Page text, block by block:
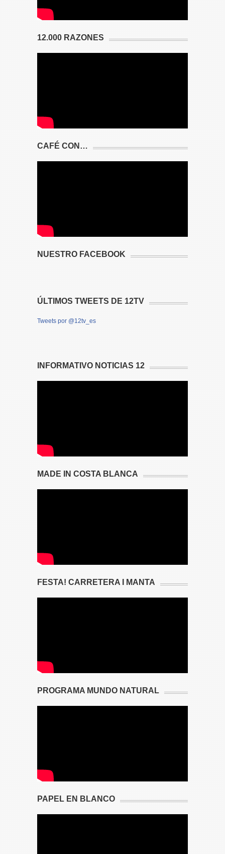
12.000 RAZONES
CAFÉ CON…
NUESTRO FACEBOOK
ÚLTIMOS TWEETS DE 12TV
Tweets por @12tv_es
INFORMATIVO NOTICIAS 12
MADE IN COSTA BLANCA
FESTA! CARRETERA I MANTA
PROGRAMA MUNDO NATURAL
PAPEL EN BLANCO